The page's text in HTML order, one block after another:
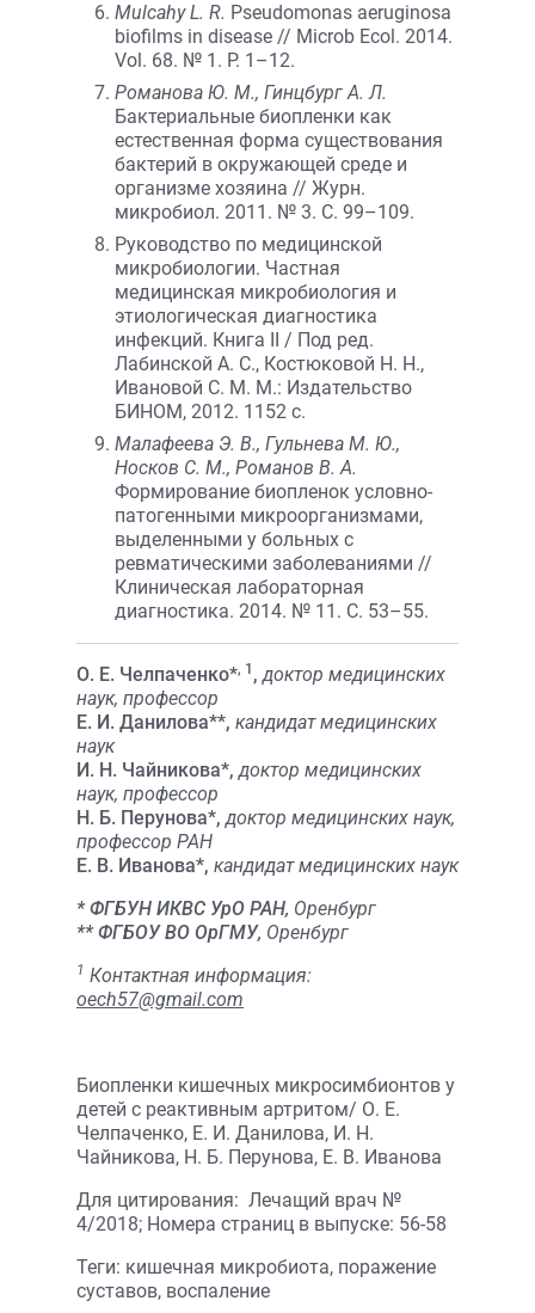
Mulcahy L. R. Pseudomonas aeruginosa
biofilms in disease // Microb Ecol. 2014.
Vol. 68. № 1. P. 1–12.
Романова Ю. М., Гинцбург А. Л.
Бактериальные биопленки как
естественная форма существования
бактерий в окружающей среде и
организме хозяина // Журн.
микробиол. 2011. № 3. С. 99–109.
Руководство по медицинской
микробиологии. Частная
медицинская микробиология и
этиологическая диагностика
инфекций. Книга II / Под ред.
Лабинской А. С., Костюковой Н. Н.,
Ивановой С. М. М.: Издательство
БИНОМ, 2012. 1152 с.
Малафеева Э. В., Гульнева М. Ю.,
Носков С. М., Романов В. А.
Формирование биопленок условно-
патогенными микроорганизмами,
выделенными у больных с
ревматическими заболеваниями //
Клиническая лабораторная
диагностика. 2014. № 11. С. 53–55.
О. Е. Челпаченко*, 1 ,доктор медицинских
наук, профессор
Е. И. Данилова**, кандидат медицинских
наук
И. Н. Чайникова*,доктор медицинских
наук, профессор
Н. Б. Перунова*,доктор медицинских наук,
профессор РАН
Е. В. Иванова*, кандидат медицинских наук
* ФГБУН ИКВС УрО РАН, Оренбург
** ФГБОУ ВО ОрГМУ, Оренбург
1 Контактная информация:
oech57@gmail.com
Биопленки кишечных микросимбионтов у
детей с реактивным артритом/ О. Е.
Челпаченко, Е. И. Данилова, И. Н.
Чайникова, Н. Б. Перунова, Е. В. Иванова
Для цитирования: Лечащий врач №
4/2018; Номера страниц в выпуске: 56-58
Теги: кишечная микробиота, поражение
суставов, воспаление